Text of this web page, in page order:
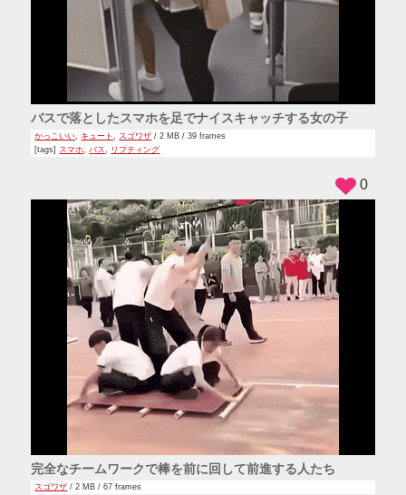
バスで落としたスマホを足でナイスキャッチする女の子
かっこいい, キュート, スゴワザ / 2 MB / 39 frames
[tags] スマホ バス リフティング
完全なチームワークで棒を前に回して前進する人たち
スゴワザ / 2 MB / 67 frames
0